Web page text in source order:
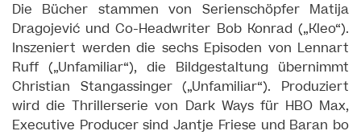
Die Bücher stammen von Serienschöpfer Matija
Dragojević und Co-Headwriter Bob Konrad („Kleo“).
Inszeniert werden die sechs Episoden von Lennart
Ruff („Unfamiliar“), die Bildgestaltung übernimmt
Christian Stangassinger („Unfamiliar“). Produziert
wird die Thrillerserie von Dark Ways für HBO Max,
Executive Producer sind Jantje Friese und Baran bo